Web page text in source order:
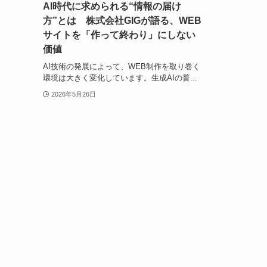
AI時代に求められる“情報の届け
方”とは 株式会社GIGが語る、WEB
サイトを「作って終わり」にしない
価値
AI技術の発展によって、WEB制作を取り巻く
環境は大きく変化しています。生成AIの普...
2026年5月26日